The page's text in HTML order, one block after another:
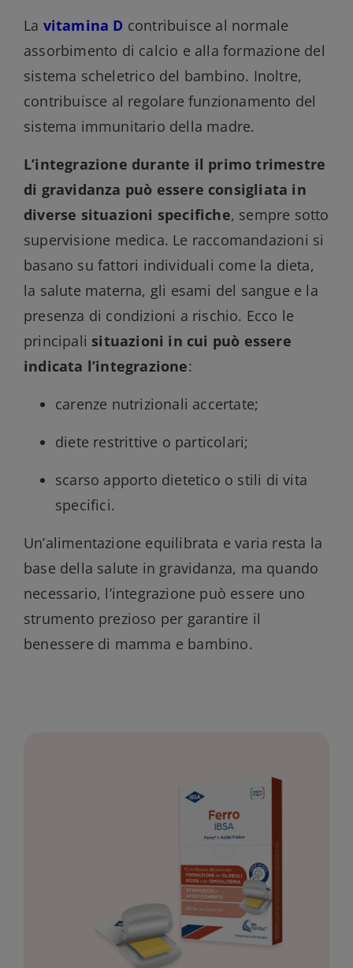
La vitamina D contribuisce al normale
assorbimento di calcio e alla formazione del
sistema scheletrico del bambino. Inoltre,
contribuisce al regolare funzionamento del
sistema immunitario della madre.
L’integrazione durante il primo trimestre
di gravidanza può essere consigliata in
diverse situazioni specifiche, sempre sotto
supervisione medica. Le raccomandazioni si
basano su fattori individuali come la dieta,
la salute materna, gli esami del sangue e la
presenza di condizioni a rischio. Ecco le
principali situazioni in cui può essere
indicata l’integrazione:
carenze nutrizionali accertate;
diete restrittive o particolari;
scarso apporto dietetico o stili di vita
specifici.
Un’alimentazione equilibrata e varia resta la
base della salute in gravidanza, ma quando
necessario, l’integrazione può essere uno
strumento prezioso per garantire il
benessere di mamma e bambino.